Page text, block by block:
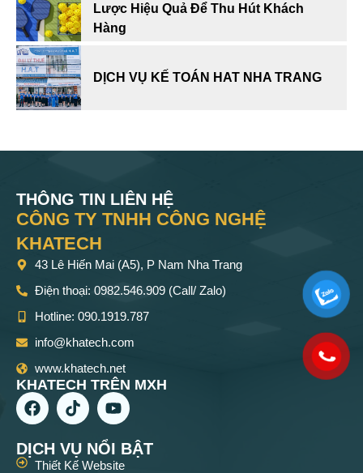
Lược Hiệu Quả Để Thu Hút Khách
Hàng
DỊCH VỤ KẾ TOÁN HAT NHA TRANG
THÔNG TIN LIÊN HỆ
CÔNG TY TNHH CÔNG NGHỆ
KHATECH
43 Lê Hiến Mai (A5), P Nam Nha Trang
Điện thoại: 0982.546.909 (Call/ Zalo)
Hotline: 090.1919.787
info@khatech.com
www.khatech.net
KHATECH TRÊN MXH
DỊCH VỤ NỔI BẬT
Thiết Kế Website